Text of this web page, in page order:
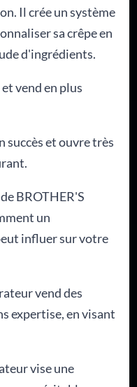
Il crée un système
sa crêpe en
d'ingrédients.
vend en plus
succès et ouvre très
BROTHER'S
un
influer sur votre
vend des
expertise, en visant
vise une